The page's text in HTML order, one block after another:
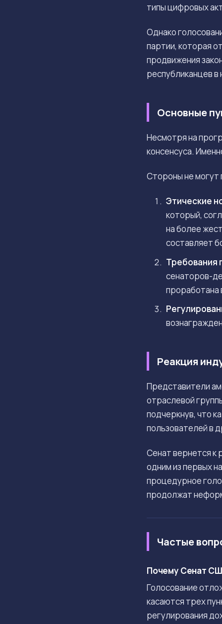
типы цифровых
Однако
партии, которая
продвижения
республиканцев
Основные
Несмотря на
консенсуса.
Стороны не могут
Этические
который,
на более
составляет
Требования
сенаторов-
проработана
Реакция
Представители
отраслевой
подчеркнув, что
пользователей в
Сенат вернется к
одним из первых
процедурное
продолжат
Частые
Почему Сенат
Голосование
касаются трех
регулирования